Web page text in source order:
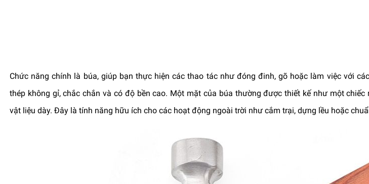
Chức năng chính là búa, giúp bạn thực hiện các thao tác như đóng đinh, gõ hoặc làm việc với
thép không gỉ, chắc chắn và có độ bền cao. Một mặt của búa thường được thiết kế như một
vật liệu dày. Đây là tính năng hữu ích cho các hoạt động ngoài trời như cắm trại, dựng lều hoặc